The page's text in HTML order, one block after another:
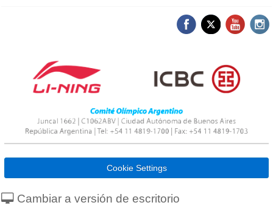
Cookie Settings
Cambiar a versión de escritorio